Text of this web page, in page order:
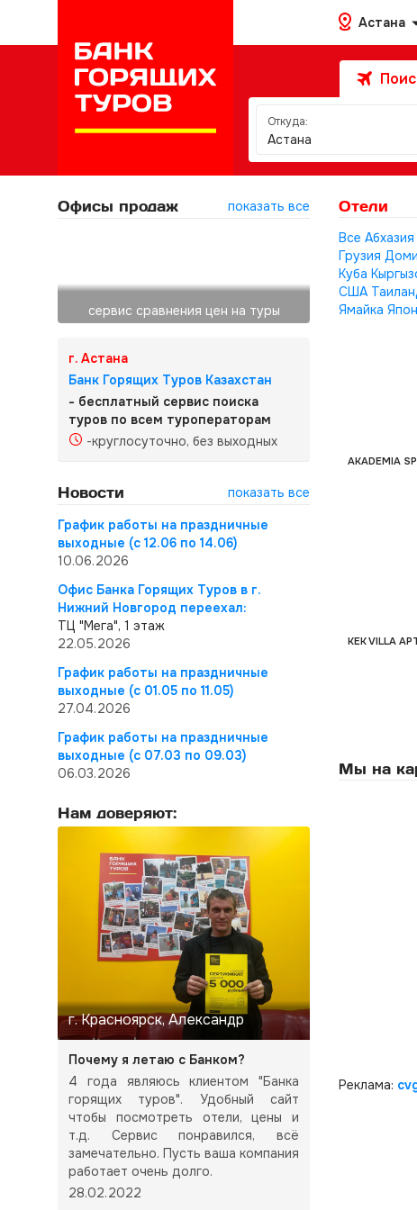
Астана
Откуда:
Астана
Офисы продаж показать все
сервис сравнения цен на туры
г. Астана
Банк Горящих Туров Казахстан
- бесплатный сервис поиска
туров по всем туроператорам
-круглосуточно, без выходных
Новости
показать все
График работы на праздничные
выходные (с 12.06 по 14.06)
10.06.2026
Офис Банка Горящих Туров в г.
Нижний Новгород переехал:
ТЦ "Мега", 1 этаж
22.05.2026
График работы на праздничные
выходные (с 01.05 по 11.05)
27.04.2026
График работы на праздничные
выходные (с 07.03 по 09.03)
06.03.2026
Нам доверяют:
г. Красноярск, Александр
Почему я летаю с Банком?
4 года являюсь клиентом "Банка
горящих туров". Удобный сайт
чтобы посмотреть отели, цены и
т.д. Сервис понравился, всё
замечательно. Пусть ваша компания
работает очень долго.
28.02.2022
Отели
Все Абхазия
Грузия
Куба
США
Ямайка
AKADEMIA
KEK VILLA
Мы на
Реклама: